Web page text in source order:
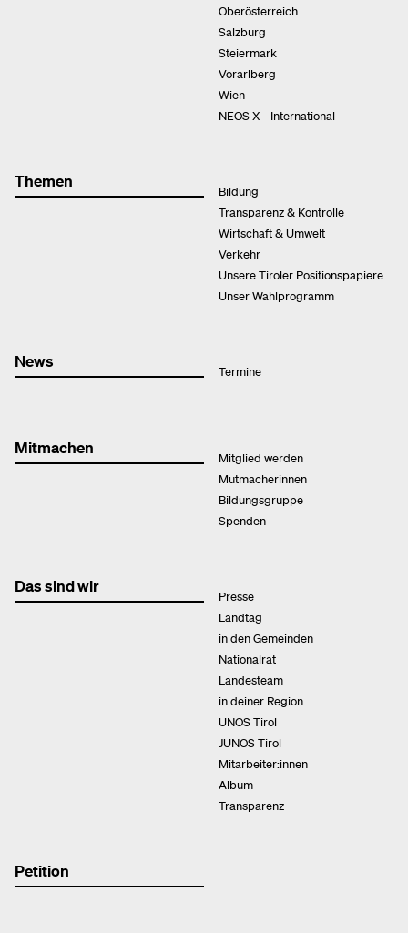
Oberösterreich
Salzburg
Steiermark
Vorarlberg
Wien
NEOS X - International
Themen
Bildung
Transparenz & Kontrolle
Wirtschaft & Umwelt
Verkehr
Unsere Tiroler Positionspapiere
Unser Wahlprogramm
News
Termine
Mitmachen
Mitglied werden
Mutmacherinnen
Bildungsgruppe
Spenden
Das sind wir
Presse
Landtag
in den Gemeinden
Nationalrat
Landesteam
in deiner Region
UNOS Tirol
JUNOS Tirol
Mitarbeiter:innen
Album
Transparenz
Petition